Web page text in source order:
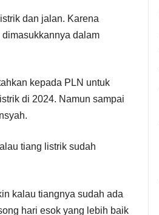
dan jalan. Karena
dalam
kepada PLN untuk
di 2024. Namun sampai
tiang listrik sudah
kalau tiangnya sudah ada
hari esok yang lebih baik